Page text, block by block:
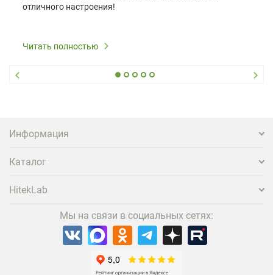
отличного настроения!
Читать полностью
Информация
Каталог
HitekLab
Мы на связи в социальных сетях: